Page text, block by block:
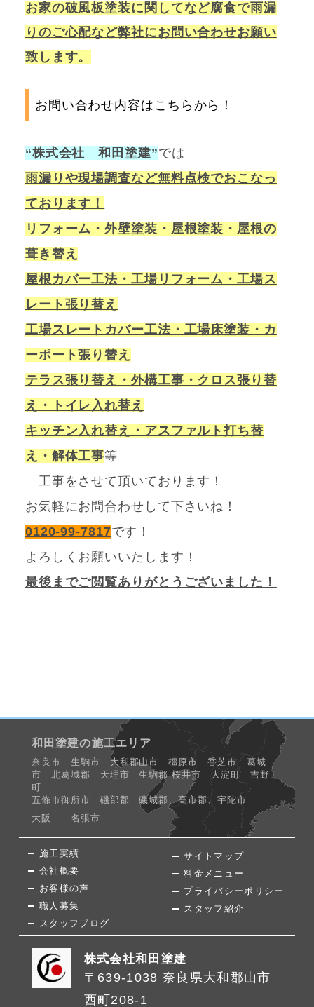
お家の破風板塗装に関してなど腐食で雨漏
りのご心配など弊社にお問い合わせお願い
致します。
お問い合わせ内容はこちらから！
“株式会社 和田塗建”では
雨漏りや現場調査など無料点検でおこなっ
ております！
リフォーム・外壁塗装・屋根塗装・屋根の
葺き替え
屋根カバー工法・工場リフォーム・工場ス
レート張り替え
工場スレートカバー工法・工場床塗装・カ
ーポート張り替え
テラス張り替え・外構工事・クロス張り替
え・トイレ入れ替え
キッチン入れ替え・アスファルト打ち替
え・解体工事等
工事をさせて頂いております！
お気軽にお問合わせして下さいね！
0120-99-7817です！
よろしくお願いいたします！
最後までご閲覧ありがとうございました！
和田塗建の施工エリア
奈良市 生駒市 大和郡山市 橿原市 香芝市 葛城
市 北葛城郡 天理市 生駒郡 桜井市 大淀町 吉野
町
五條市御所市 磯部郡 磯城郡、高市郡、宇陀市
大阪 名張市
施工実績
会社概要
お客様の声
職人募集
スタッフブログ
サイトマップ
料金メニュー
プライバシーポリシー
スタッフ紹介
株式会社和田塗建
〒639-1038 奈良県大和郡山市
西町208-1